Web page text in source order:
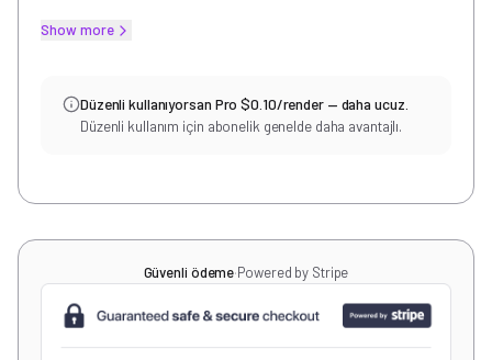
Show more
Düzenli kullanıyorsan Pro $0.10/render — daha ucuz.
Düzenli kullanım için abonelik genelde daha avantajlı.
Güvenli ödeme·Powered by Stripe